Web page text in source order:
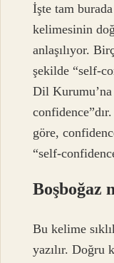
İşte tam
kelimesinin
anlaşılıyor.
şekilde “self-
Dil Kurumu’na
göre,
“self-
Boşboğaz
Bu kelime
yazılır. Doğru